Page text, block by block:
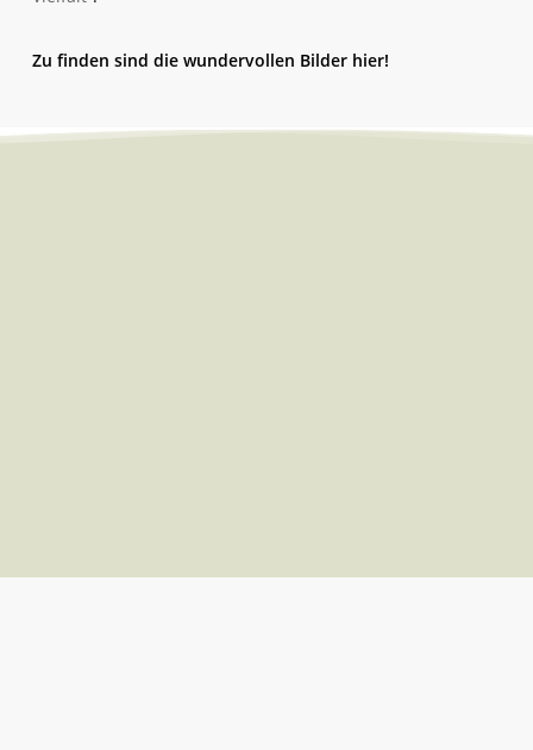
Zu finden sind die wundervollen Bilder hier!